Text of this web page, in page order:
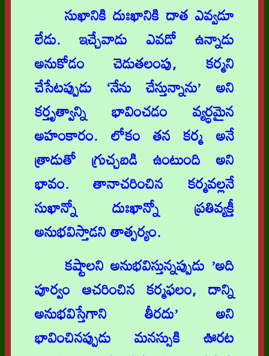
సుఖానికి దుఃఖానికి దాత ఎవ్వడూ
లేడు. ఇచ్చేవాడు ఎవడో ఉన్నాడు
అనుకోడం చెడుతలంపు, కర్మని
చేసేటప్పుడు ‘నేను చేస్తున్నాను’ అని
కర్తృత్వాన్ని భావించడం వ్యర్ధమైన
అహంకారం. లోకం తన కర్మ అనే
త్రాడుతో గ్రుచ్చబడి ఉంటుంది అని
భావం. తానాచరించిన కర్మవల్లనే
సుఖాన్నో దుఃఖాన్నో ప్రతివ్యక్తీ
అనుభవిస్తాడని తాత్పర్యం.
కష్టాలని అనుభవిస్తున్నప్పుడు ’అది
పూర్వం ఆచరించిన కర్మఫలం, దాన్ని
అనుభవిస్తేగాని తీరదు’ అని
భావించినప్పుడు మనస్సుకి ఊరట